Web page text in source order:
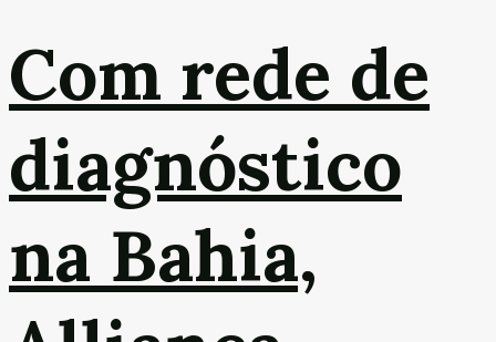
Com rede de
diagnóstico
na Bahia,